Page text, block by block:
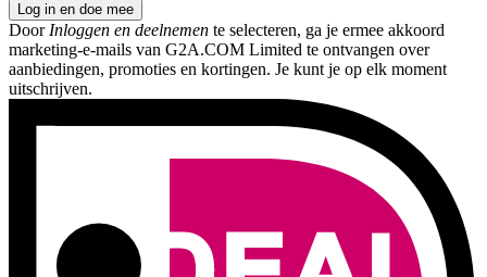
Log in en doe mee
Door Inloggen en deelnemen te selecteren, ga je ermee akkoord
marketing-e-mails van G2A.COM Limited te ontvangen over
aanbiedingen, promoties en kortingen. Je kunt je op elk moment
uitschrijven.